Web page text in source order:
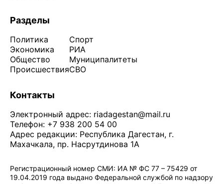
Разделы
Политика
Экономика
Общество
Происшествия
Спорт
РИА
Муниципалитеты
СВО
Контакты
Электронный адрес: riadagestan@mail.ru
Телефон: +7 938 200 54 00
Адрес редакции: Республика Дагестан, г.
Махачкала, пр. Насрутдинова 1А
Регистрационный номер СМИ: ИА № ФС 77 – 75429 от
19.04.2019 года выдано Федеральной службой по надзору